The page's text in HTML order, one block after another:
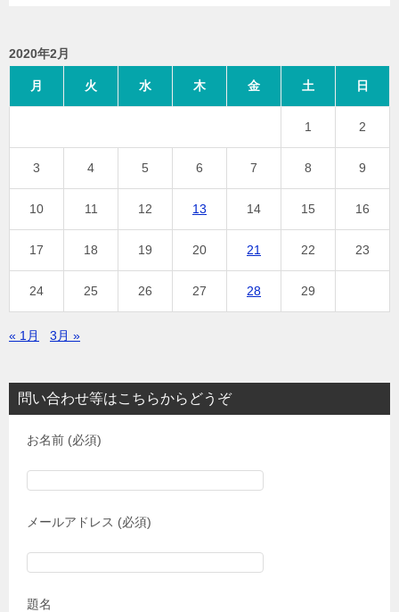
2020年2月
月 火 水 木 金 土 日
1 2
3 4 5 6 7 8 9
10 11 12 13 14 15 16
17 18 19 20 21 22 23
24 25 26 27 28 29
« 1月 3月 »
問い合わせ等はこちらからどうぞ
お名前 (必須)
メールアドレス (必須)
題名